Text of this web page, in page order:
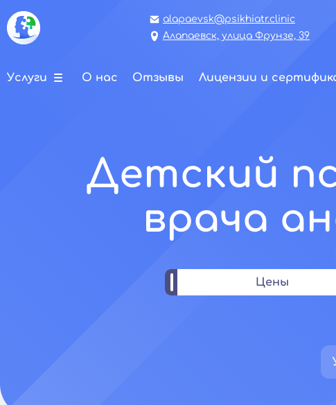
alapaevsk@psikhiatr.clinic
Алапаевск, улица Фрунзе, 39
Услуги О нас Отзывы Лицензии и
Детский
врача
Цены